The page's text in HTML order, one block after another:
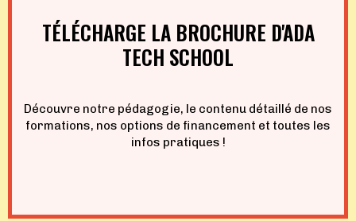
TÉLÉCHARGE LA BROCHURE D'ADA
TECH SCHOOL
Découvre notre pédagogie, le contenu détaillé de nos
formations, nos options de financement et toutes les
infos pratiques !